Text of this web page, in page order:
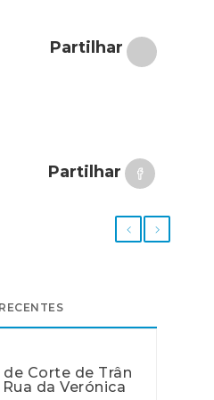
Partilhar
Partilhar
Corte de Trân
da Verónica